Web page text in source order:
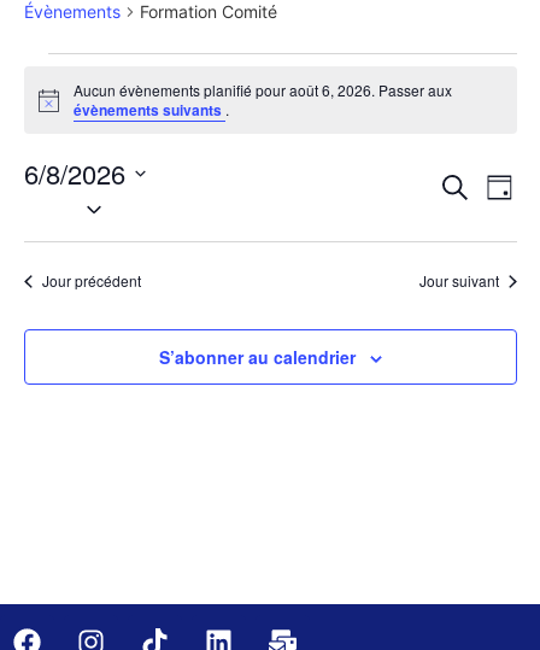
Évènements Formation Comité
Notice
Aucun évènements planifié pour août 6, 2026. Passer aux
évènements suivants .
et
de
vues
Recherche
Jour
6/8/2026
Sélectionnez
date.
Jour précédent Jour suivant
S’abonner au calendrier